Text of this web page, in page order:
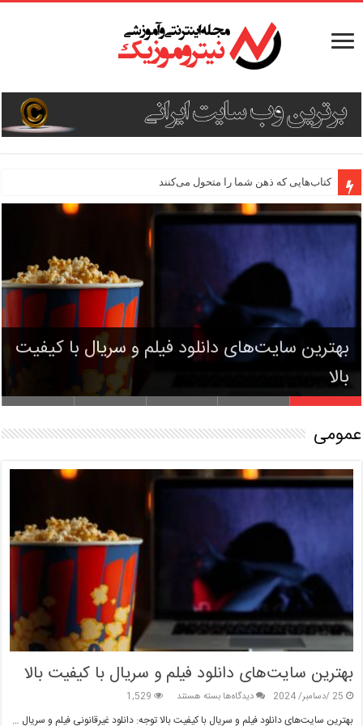
کتاب‌هایی که ذهن شما را متحول می‌کنند
دستور پخت ۳ غذای جدید و هیجان‌انگیز
بهترین سایت‌های دانلود فیلم و سریال با کیفیت
بالا
کسب درآمد از ساخت محتوا در یوتیوب
بهترین اپلیکیشن‌های ویرایش ویدئو برای
ساخت کلیپ‌های جذاب
بازی‌های فکری آنلاین
چالش‌های جدید تیک تاک
عمومی
بهترین سایت‌های دانلود فیلم و سریال با کیفیت بالا
25 /دسامبر/ 2024 دیدگاه‌هابرای
بسته هستند 1,529
بهترین سایت‌های دانلود فیلم و سریال با کیفیت بالا توجه: دانلود غیرقانونی فیلم و سریال …